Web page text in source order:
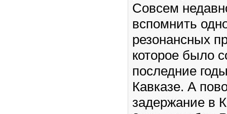
Совсем
вспомнить
резонансных
которое было
последние
Кавказе. А
задержание в